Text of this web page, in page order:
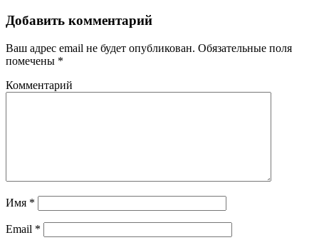
Добавить комментарий
Ваш адрес email не будет опубликован. Обязательные поля
помечены *
Комментарий
Имя *
Email *